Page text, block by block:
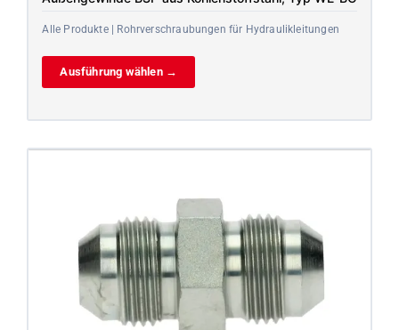
Alle Produkte | Rohrverschraubungen für Hydraulikleitungen
Ausführung wählen →